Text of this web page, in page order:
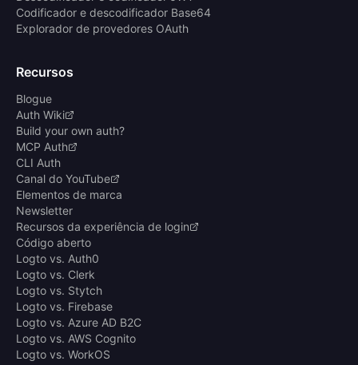
Codificador e descodificador Base64
Explorador de provedores OAuth
Recursos
Blogue
Auth Wiki
Build your own auth?
MCP Auth
CLI Auth
Canal do YouTube
Elementos de marca
Newsletter
Recursos da experiência de login
Código aberto
Logto vs. Auth0
Logto vs. Clerk
Logto vs. Stytch
Logto vs. Firebase
Logto vs. Azure AD B2C
Logto vs. AWS Cognito
Logto vs. WorkOS